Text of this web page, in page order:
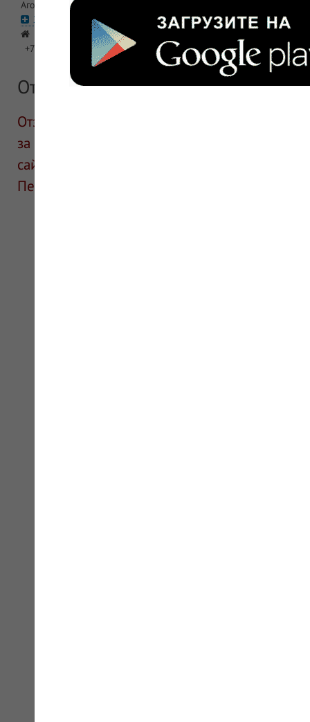
Агомелатин Канон N28 тб плен/об 25мг бл
ЗДОРОВ.ру-ВДНХ
Москва, Северо-восточный (СВАО), Алексеевский, пр-кт Мира, д
+7 (495) 363-35-00
Отзывы
Отзывы размещают посетители сайта.
за информацию в отзывах. Описание
сайте для ознакомления и не является
Перед применением необходима